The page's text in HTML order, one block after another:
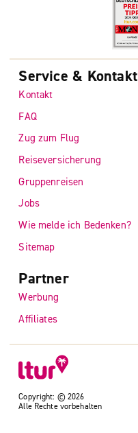
Copyright: © 2026
Alle Rechte vorbehalten
Service & Kontakt
Kontakt
FAQ
Zug zum Flug
Reiseversicherung
Gruppenreisen
Jobs
Wie melde ich Bedenken?
Sitemap
Partner
Werbung
Affiliates